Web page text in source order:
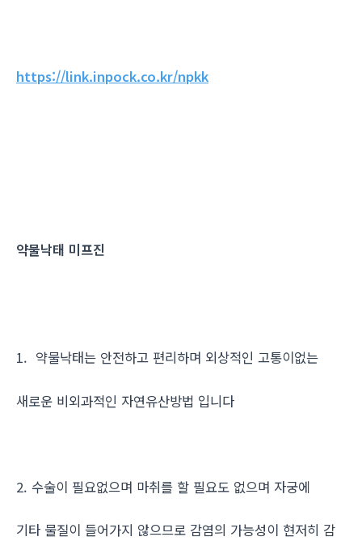
https://link.inpock.co.kr/npkk
약물낙태 미프진
1. 약물낙태는 안전하고 편리하며 외상적인 고통이없는
새로운 비외과적인 자연유산방법 입니다
2. 수술이 필요없으며 마취를 할 필요도 없으며 자궁에
기타 물질이 들어가지 않으므로 감염의 가능성이 현저히 감